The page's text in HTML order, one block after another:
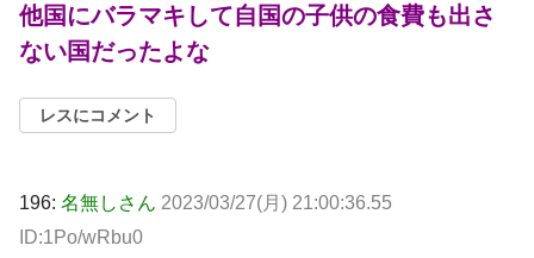
他国にバラマキして自国の子供の食費も出さ
ない国だったよな
レスにコメント
196: 名無しさん 2023/03/27(月) 21:00:36.55
ID:1Po/wRbu0